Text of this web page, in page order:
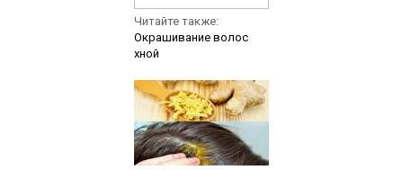
Читайте также:
Окрашивание волос
хной